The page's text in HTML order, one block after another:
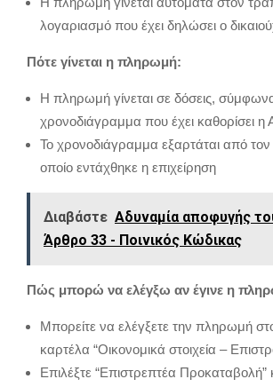
λογαριασμό που έχει δηλώσει ο
Πότε γίνεται η πληρωμή:
Η πληρωμή γίνεται σε δόσεις,
χρονοδιάγραμμα που έχει καθορίσει
Το χρονοδιάγραμμα εξαρτάται από
οποίο εντάχθηκε η επιχείρηση
Διαβάστε Αδυναμία αποφυγής
Άρθρο 33 - Ποινικός Κώδικας
Πώς μπορώ να ελέγξω αν έγινε η
Μπορείτε να ελέγξετε την πληρωμή
καρτέλα “Οικονομικά στοιχεία –
Επιλέξτε “Επιστρεπτέα Προκαταβολή”